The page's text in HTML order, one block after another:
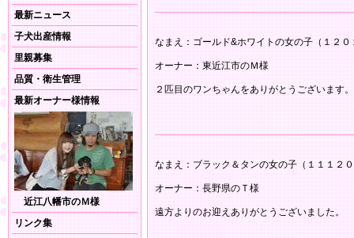
最新ニュース
子犬出産情報
里親募集
品質・衛生管理
最新オーナー様情報
近江八幡市のＭ様
リンク集
なまえ：ゴールド&ホワイトの女の子（１２０
オーナー：東近江市のＭ様
２匹目のワンちゃんをありがとうございます。
なまえ：ブラック＆タンの女の子（１１１２
オーナー：長野県のＴ様
遠方よりのお迎えありがとうございました。